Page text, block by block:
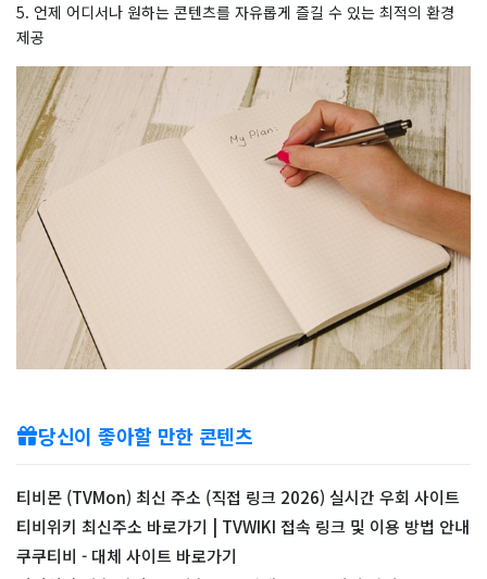
5. 언제 어디서나 원하는 콘텐츠를 자유롭게 즐길 수 있는 최적의 환경
제공
당신이 좋아할 만한 콘텐츠
티비몬 (TVMon) 최신 주소 (직접 링크 2026) 실시간 우회 사이트
티비위키 최신주소 바로가기 | TVWIKI 접속 링크 및 이용 방법 안내
쿠쿠티비 - 대체 사이트 바로가기